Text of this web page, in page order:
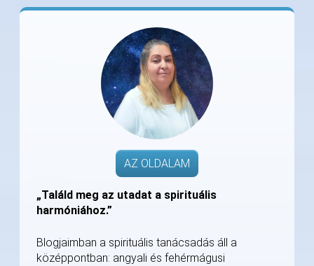
AZ OLDALAM
„Találd meg az utadat a spirituális
harmóniához.”
Blogjaimban a spirituális tanácsadás áll a
középpontban: angyali és fehérmágusi